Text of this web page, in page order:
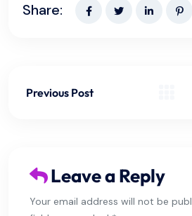
Share:
Previous Post
Leave a Reply
Your email address will not be